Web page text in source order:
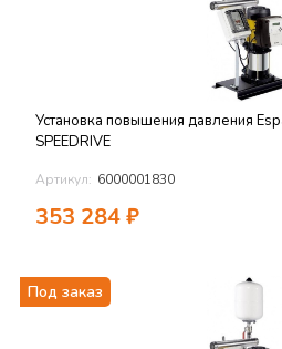
Установка повышения давления
SPEEDRIVE
Артикул: 6000001830
353 284₽
Под заказ